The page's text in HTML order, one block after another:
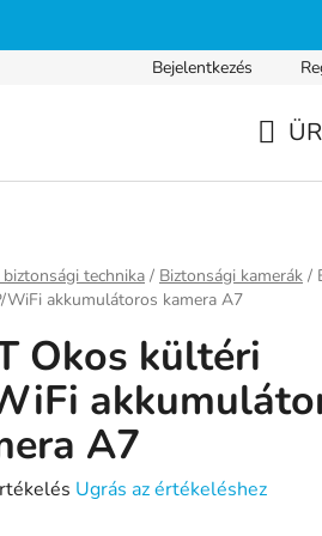
Gyakran ismételt kérdések
Bejelentkezés
technika / Biztonsági kamerák /
WiFi akkumulátoros kamera A7
Okos kültéri
A7
Ugrás az értékeléshez